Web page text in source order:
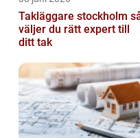
Takläggare stockholm så
väljer du rätt expert till
ditt tak